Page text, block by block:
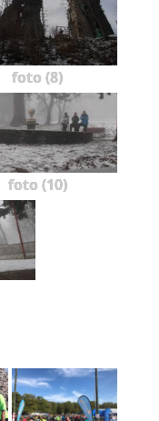
foto (8)
foto (10)